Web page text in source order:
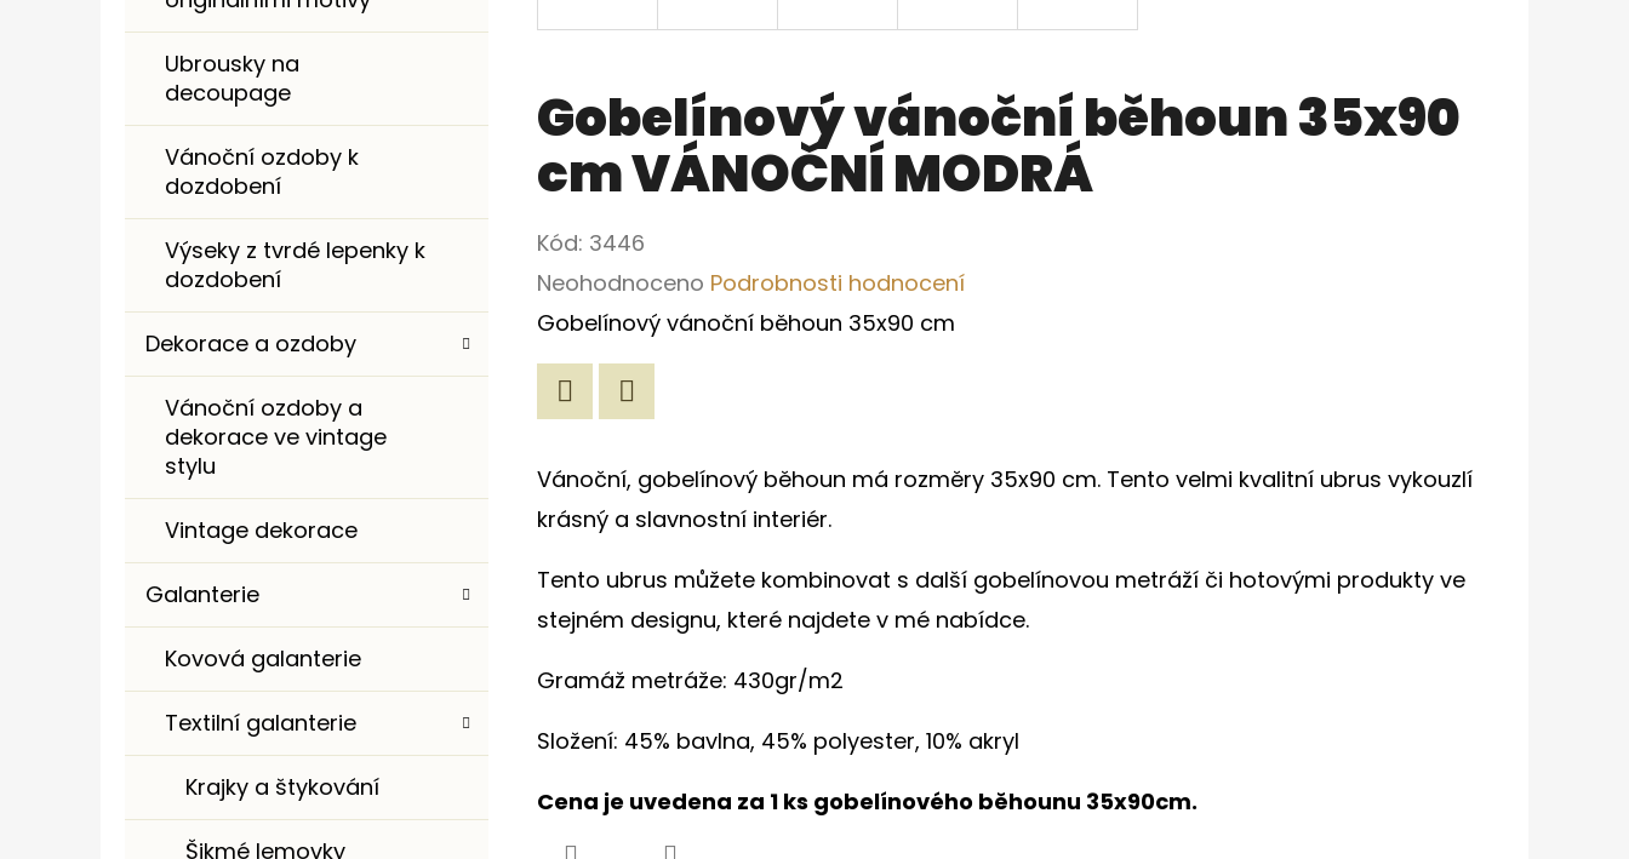
Ubrousky na
decoupage
Vánoční ozdoby k
dozdobení
Výseky z tvrdé lepenky k
dozdobení
Dekorace a ozdoby
Vánoční ozdoby a
dekorace ve vintage
stylu
Vintage dekorace
Galanterie
Kovová galanterie
Textilní galanterie
Krajky a štykování
Šikmé lemovky
Gobelínový vánoční běhoun 35x90
cm VÁNOČNÍ MODRÁ
Kód: 3446
Průměrné
hodnocení
produktu
z
5
Neohodnoceno Podrobnosti hodnocení
Gobelínový vánoční běhoun 35x90 cm
Vánoční, gobelínový běhoun má rozměry 35x90 cm. Tento velmi kvalitní ubrus vykouzlí
krásný a slavnostní interiér.
Tento ubrus můžete kombinovat s další gobelínovou metráží či hotovými produkty ve
stejném designu, které najdete v mé nabídce.
Gramáž metráže: 430gr/m2
Složení: 45% bavlna, 45% polyester, 10% akryl
Cena je uvedena za 1 ks gobelínového běhounu 35x90cm.